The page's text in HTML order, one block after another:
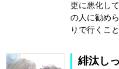
更に悪化し
の人に勧め
りで行くこ
緋汰し